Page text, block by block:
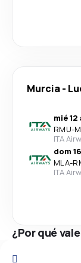
Murcia-
mié 12
RMU-
ITA
dom
MLA-
ITA
¿Por qué